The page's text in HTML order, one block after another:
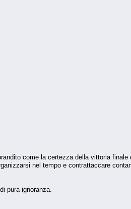
come la certezza della vittoria finale
nel tempo e contrattaccare
pura ignoranza.